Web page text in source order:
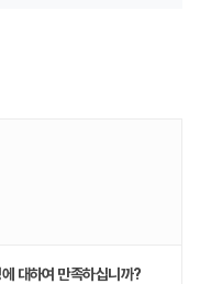
대하여 만족하십니까?